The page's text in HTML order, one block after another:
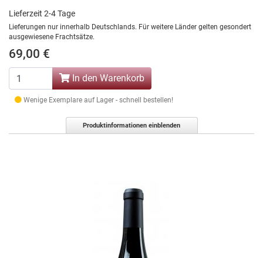
Lieferzeit 2-4 Tage
Lieferungen nur innerhalb Deutschlands. Für weitere Länder gelten gesondert
ausgewiesene Frachtsätze.
69,00 €
In den Warenkorb
Wenige Exemplare auf Lager - schnell bestellen!
Produktinformationen einblenden